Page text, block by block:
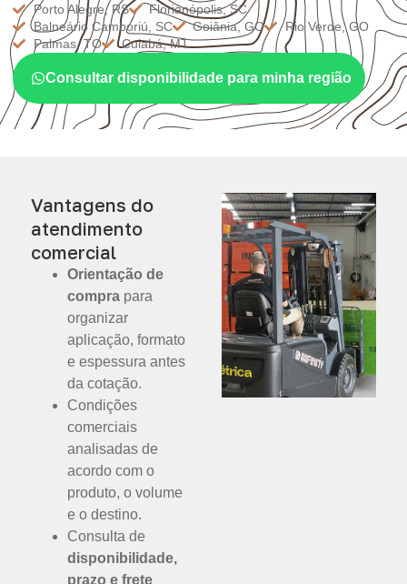
Porto Alegre, RS
Florianópolis, SC
Balneário Camboriú, SC
Goiânia, GO
Rio Verde, GO
Palmas, TO
Cuiabá, MT
Consultar disponibilidade para minha região
Vantagens do
atendimento
comercial
Orientação de
compra para
organizar
aplicação, formato
e espessura antes
da cotação.
Condições
comerciais
analisadas de
acordo com o
produto, o volume
e o destino.
Consulta de
disponibilidade,
prazo e frete